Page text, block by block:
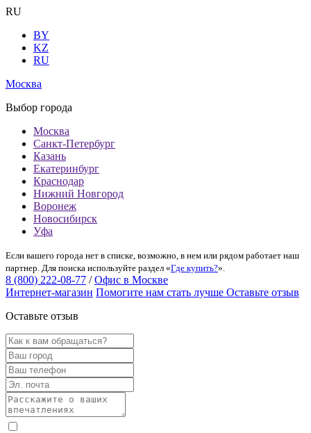
RU
BY
KZ
RU
Москва
Выбор города
Москва
Санкт-Петербург
Казань
Екатеринбург
Краснодар
Нижний Новгород
Воронеж
Новосибирск
Уфа
Если вашего города нет в списке, возможно, в нем или рядом работает наш
партнер. Для поиска используйте раздел «Где купить?».
8 (800) 222-08-77 / Офис в Москве
Интернет-магазин Помогите нам стать лучше Оставьте отзыв
Оставьте отзыв